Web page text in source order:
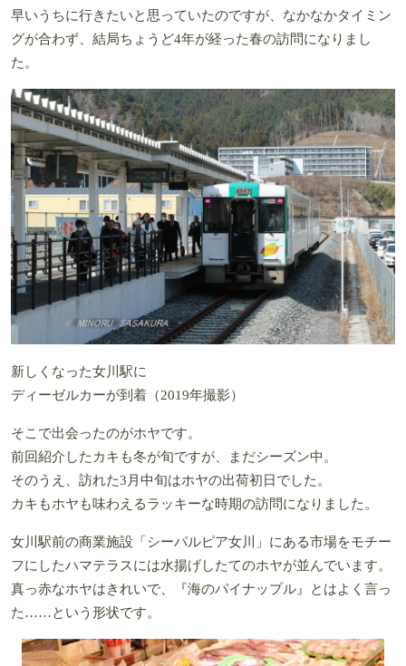
早いうちに行きたいと思っていたのですが、なかなかタイミン
グが合わず、結局ちょうど4年が経った春の訪問になりまし
た。
新しくなった女川駅に
ディーゼルカーが到着（2019年撮影）
そこで出会ったのがホヤです。
前回紹介したカキも冬が旬ですが、まだシーズン中。
そのうえ、訪れた3月中旬はホヤの出荷初日でした。
カキもホヤも味わえるラッキーな時期の訪問になりました。
女川駅前の商業施設「シーパルピア女川」にある市場をモチー
フにしたハマテラスには水揚げしたてのホヤが並んでいます。
真っ赤なホヤはきれいで、『海のパイナップル』とはよく言っ
た……という形状です。